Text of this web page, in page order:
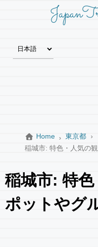
Home
東京都
稲城市: 特色・人気の
稲城市: 特
ポットやグ